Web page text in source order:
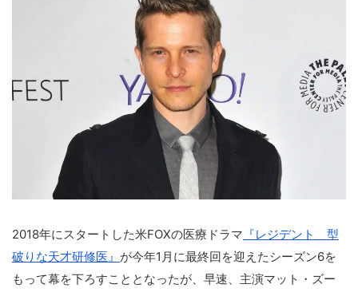
2018年にスタートした米FOXの医療ドラマ 『レジデント 型
破りな天才研修医』 が今年1月に最終回を迎えたシーズン6を
もって幕を下ろすこととなったが、早速、主演マット・ズー